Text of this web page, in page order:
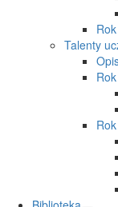
Talenty